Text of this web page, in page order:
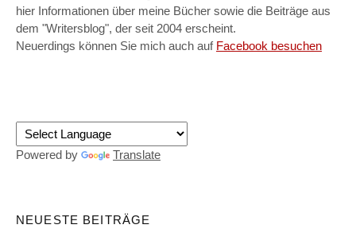
hier Informationen über meine Bücher sowie die Beiträge aus
dem "Writersblog", der seit 2004 erscheint.
Neuerdings können Sie mich auch auf Facebook besuchen
Powered by Translate
NEUESTE BEITRÄGE